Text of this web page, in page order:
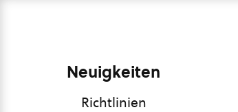
Neuigkeiten
Richtlinien